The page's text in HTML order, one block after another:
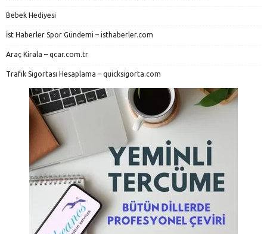
Bebek Hediyesi
İst Haberler Spor Gündemi – isthaberler.com
Araç Kirala – qcar.com.tr
Trafik Sigortası Hesaplama – quicksigorta.com